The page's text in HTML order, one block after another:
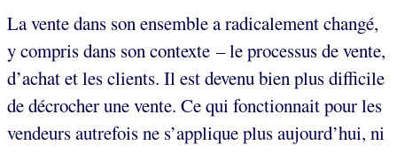
La vente dans son ensemble a radicalement changé,
y compris dans son contexte – le processus de vente,
d’achat et les clients. Il est devenu bien plus difficile
de décrocher une vente. Ce qui fonctionnait pour les
vendeurs autrefois ne s’applique plus aujourd’hui, ni